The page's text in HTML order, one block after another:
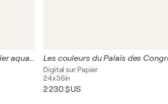
Place Royale, Montréal (sur papier aquarelle)
Digital sur Papier
24x36in
2 230 $US